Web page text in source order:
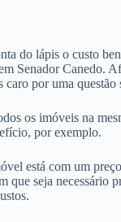
do lápis o custo
Senador Canedo.
por uma questão
os imóveis na
por exemplo.
está com um
que seja necessário